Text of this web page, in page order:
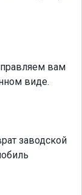
вам
виде.
заводской